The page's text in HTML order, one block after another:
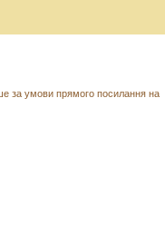
за умови прямого посилання на